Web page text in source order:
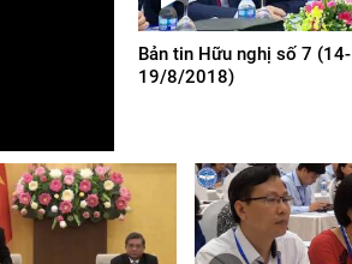
Bản tin Hữu nghị số 7 (14-
19/8/2018)